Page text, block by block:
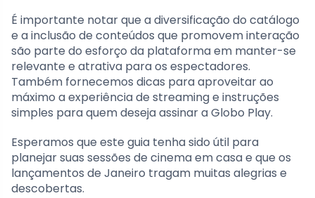
É importante notar que a diversificação do catálogo
e a inclusão de conteúdos que promovem interação
são parte do esforço da plataforma em manter-se
relevante e atrativa para os espectadores.
Também fornecemos dicas para aproveitar ao
máximo a experiência de streaming e instruções
simples para quem deseja assinar a Globo Play.
Esperamos que este guia tenha sido útil para
planejar suas sessões de cinema em casa e que os
lançamentos de Janeiro tragam muitas alegrias e
descobertas.